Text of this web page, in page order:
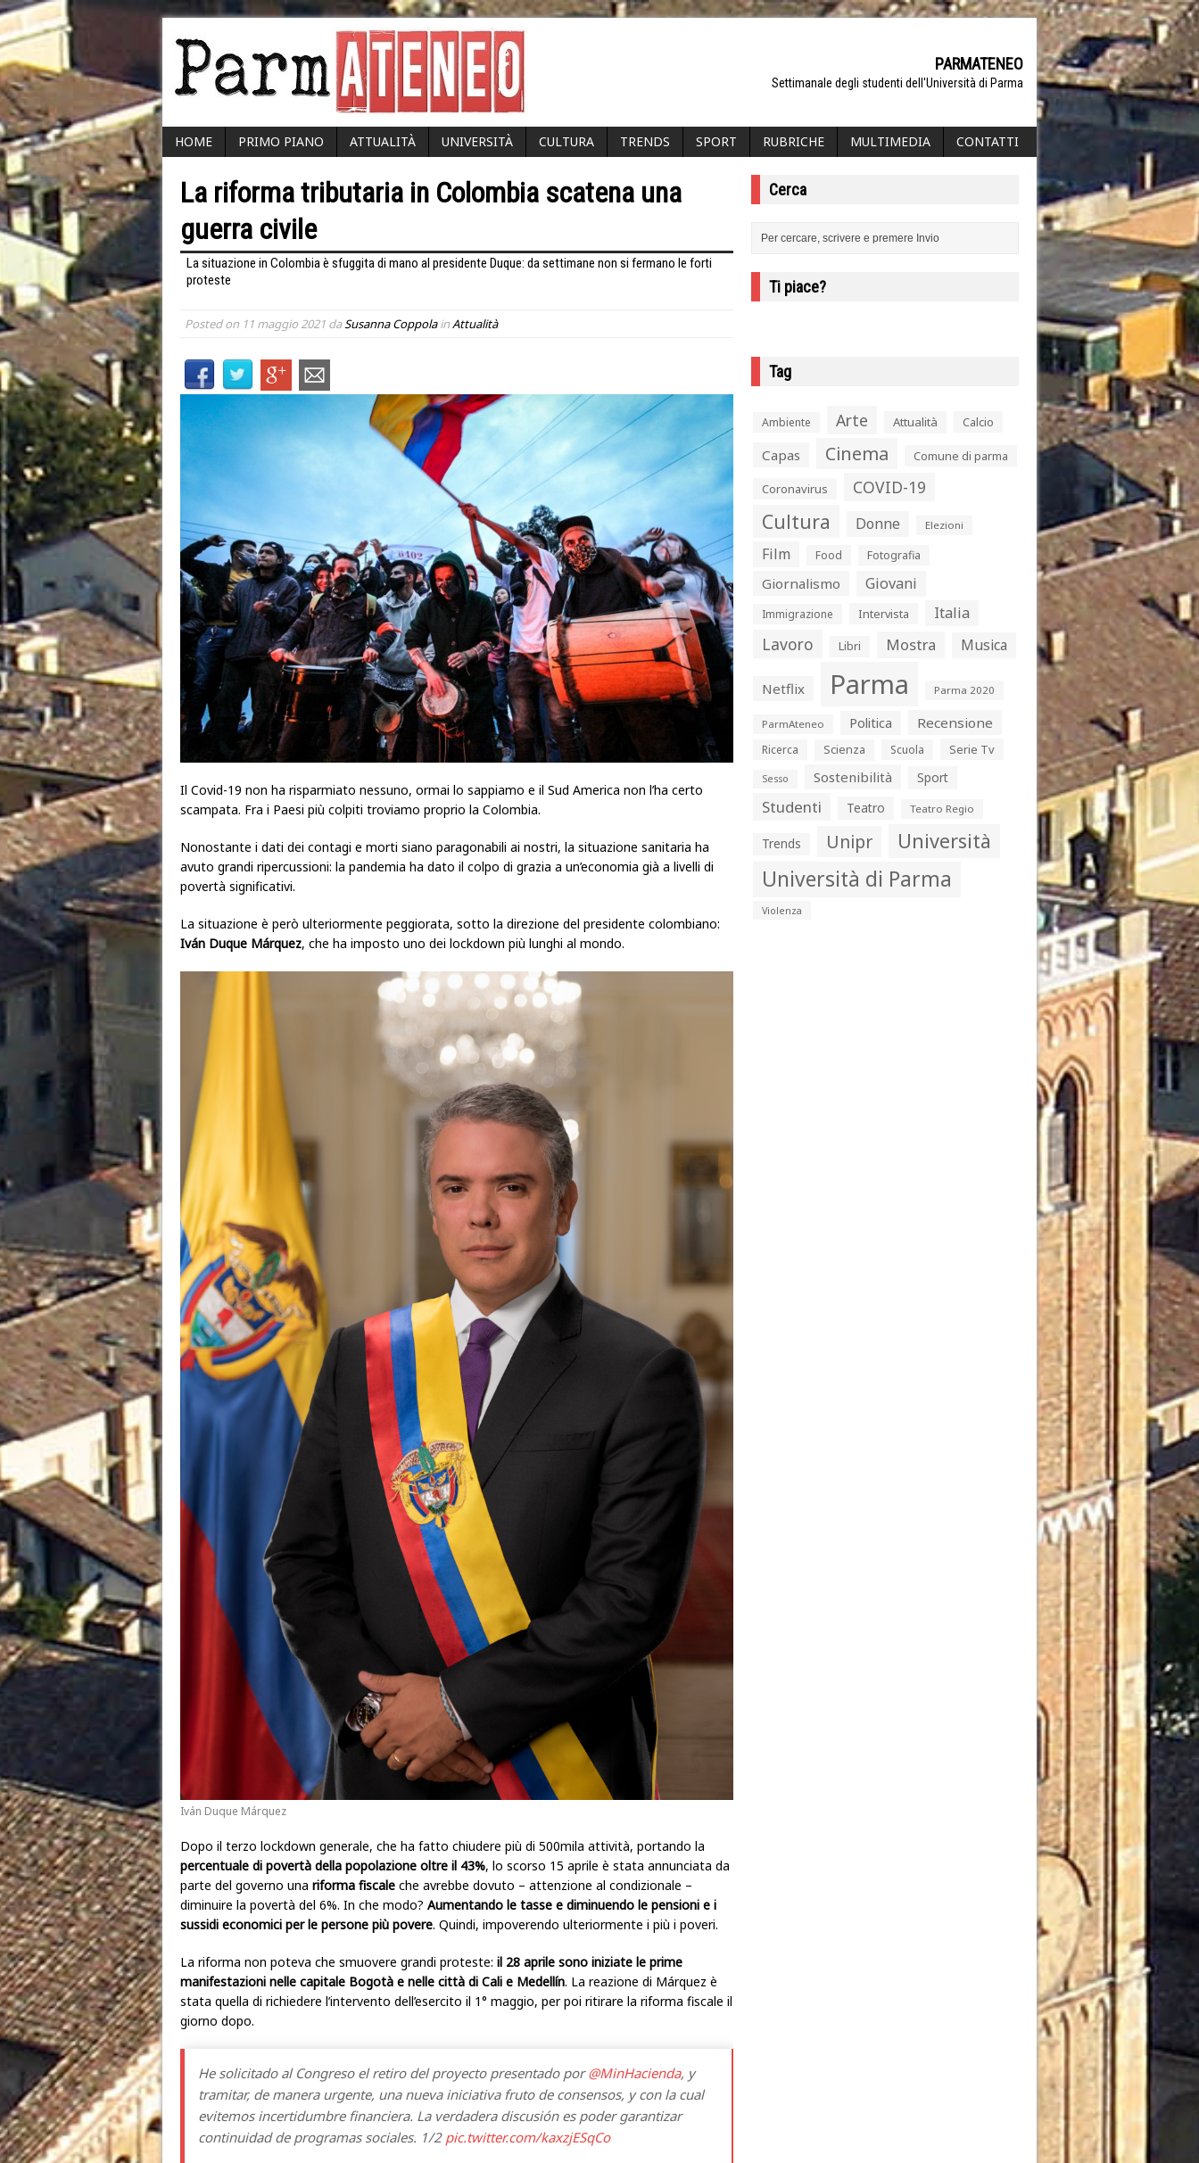
PARMATENEO
Settimanale degli studenti dell'Università di Parma
HOME PRIMO PIANO ATTUALITÀ UNIVERSITÀ CULTURA TRENDS SPORT RUBRICHE MULTIMEDIA CONTATTI
La riforma tributaria in Colombia scatena una
guerra civile
La situazione in Colombia è sfuggita di mano al presidente Duque: da settimane non si fermano le forti
proteste
Posted on 11 maggio 2021 daSusanna CoppolainAttualità
Il Covid-19 non ha risparmiato nessuno, ormai lo sappiamo e il Sud America non l’ha certo
scampata. Fra i Paesi più colpiti troviamo proprio la Colombia.
Nonostante i dati dei contagi e morti siano paragonabili ai nostri, la situazione sanitaria ha
avuto grandi ripercussioni: la pandemia ha dato il colpo di grazia a un’economia già a livelli di
povertà significativi.
La situazione è però ulteriormente peggiorata, sotto la direzione del presidente colombiano:
Iván Duque Márquez, che ha imposto uno dei lockdown più lunghi al mondo.
Iván Duque Márquez
Dopo il terzo lockdown generale, che ha fatto chiudere più di 500mila attività, portando la
percentuale di povertà della popolazione oltre il 43%, lo scorso 15 aprile è stata annunciata da
parte del governo una riforma fiscale che avrebbe dovuto – attenzione al condizionale –
diminuire la povertà del 6%. In che modo? Aumentando le tasse e diminuendo le pensioni e i
sussidi economici per le persone più povere. Quindi, impoverendo ulteriormente i più i poveri.
La riforma non poteva che smuovere grandi proteste: il 28 aprile sono iniziate le prime
manifestazioni nelle capitale Bogotà e nelle città di Cali e Medellín. La reazione di Márquez è
stata quella di richiedere l’intervento dell’esercito il 1° maggio, per poi ritirare la riforma fiscale il
giorno dopo.
He solicitado al Congreso el retiro del proyecto presentado por@MinHacienda, y
tramitar, de manera urgente, una nueva iniciativa fruto de consensos, y con la cual
evitemos incertidumbre financiera. La verdadera discusión es poder garantizar
continuidad de programas sociales. 1/2 pic.twitter.com/kaxzjESqCo
Cerca
Ti piace?
Tag
Ambiente Arte Attualità Calcio
Capas Cinema Comune di parma
Coronavirus COVID-19
Cultura Donne Elezioni
Film Food Fotografia
Giornalismo Giovani
Immigrazione Intervista Italia
Lavoro Libri Mostra Musica
Netflix Parma Parma 2020
ParmAteneo Politica Recensione
Ricerca Scienza Scuola Serie Tv
Sesso Sostenibilità Sport
Studenti Teatro Teatro Regio
Trends Unipr Università
Università di Parma
Violenza